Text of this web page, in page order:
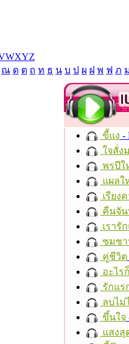
WXYZ
ณ ด ต ถ ท ธ น บ ป ผ ฝ พ ฟ ภ
ขี้แง -
ใจสั่ง
พรปีใ
แผลใ
เรียง
คืนจั
เรารั
ซมซ
คู่ชีวิต
อะไร
รักแร
ลบไม่
ขึ้นใจ
แสงสุ